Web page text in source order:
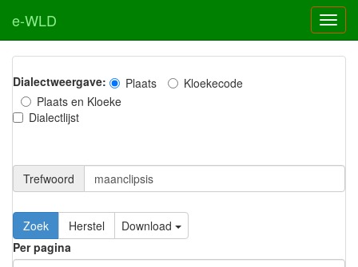
e-WLD
Dialectweergave: Plaats
Kloekecode
Plaats en Kloeke
Dialectlijst
Trefwoord
Download
Per pagina